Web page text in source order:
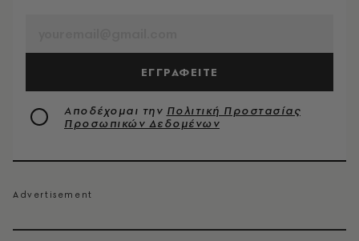
ΕΓΓΡΑΦΕΙΤΕ
Αποδέχομαι την Πολιτική Προστασίας
Προσωπικών Δεδομένων